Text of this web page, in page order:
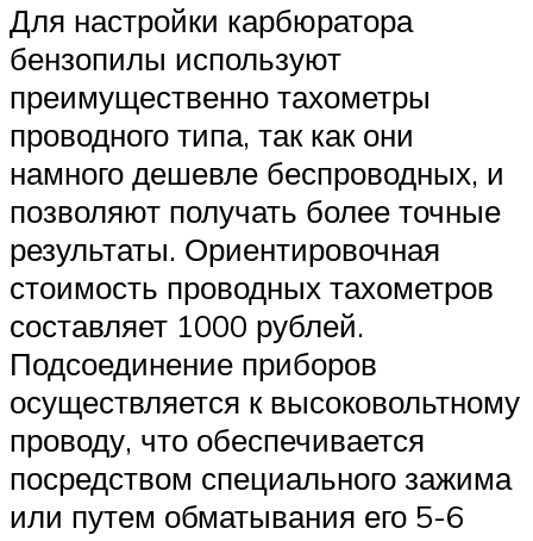
Для настройки карбюратора
бензопилы используют
преимущественно тахометры
проводного типа, так как они
намного дешевле беспроводных, и
позволяют получать более точные
результаты. Ориентировочная
стоимость проводных тахометров
составляет 1000 рублей.
Подсоединение приборов
осуществляется к высоковольтному
проводу, что обеспечивается
посредством специального зажима
или путем обматывания его 5-6